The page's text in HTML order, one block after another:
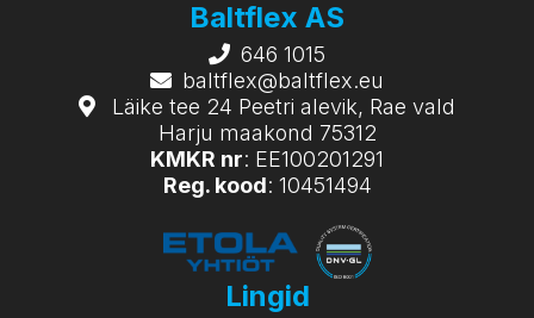
Baltflex AS
646 1015
baltflex@baltflex.eu
Läike tee 24 Peetri alevik, Rae vald
Harju maakond 75312
KMKR nr: EE100201291
Reg. kood: 10451494
Lingid